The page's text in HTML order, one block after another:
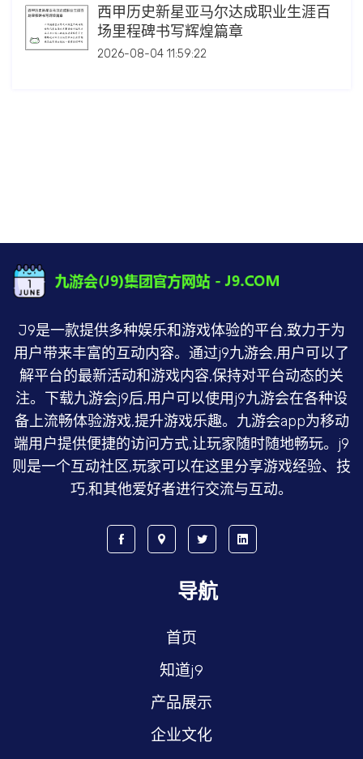
西甲历史新星亚马尔达成职业生涯百
场里程碑书写辉煌篇章
2026-08-04 11:59:22
J9是一款提供多种娱乐和游戏体验的平台,致力于为
用户带来丰富的互动内容。通过j9九游会,用户可以了
解平台的最新活动和游戏内容,保持对平台动态的关
注。下载九游会j9后,用户可以使用j9九游会在各种设
备上流畅体验游戏,提升游戏乐趣。九游会app为移动
端用户提供便捷的访问方式,让玩家随时随地畅玩。j9
则是一个互动社区,玩家可以在这里分享游戏经验、技
巧,和其他爱好者进行交流与互动。
导航
首页
知道j9
产品展示
企业文化